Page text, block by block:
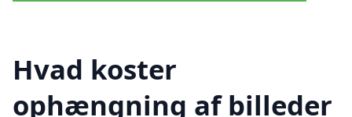
Hvad koster
ophængning af billeder